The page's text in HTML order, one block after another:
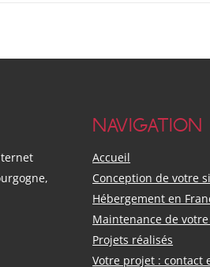
NAVIGATION
Accueil
Conception de votre
Hébergement en
Maintenance de
Projets réalisés
Votre projet : contact